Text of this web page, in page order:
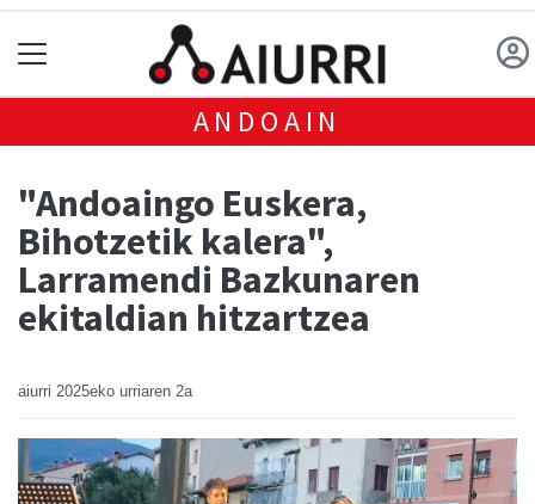
ANDOAIN
"Andoaingo Euskera,
Bihotzetik kalera",
Larramendi Bazkunaren
ekitaldian hitzartzea
aiurri 2025eko urriaren 2a